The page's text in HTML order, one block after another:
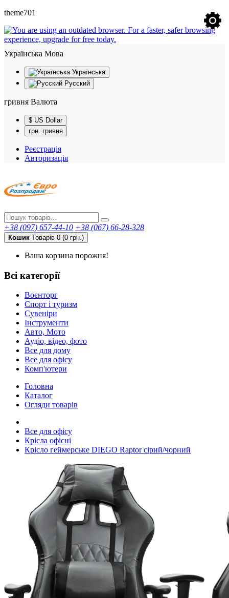
theme701
Українська Мова
Українська
Русский
гривня Валюта
$ US Dollar
грн. гривня
Реєстрація
Авторизація
+38 (097) 657-44-10 +38 (067) 66-28-328
Кошик Товарів 0 (0 грн.)
Ваша корзина порожня!
Всі категорії
Воєнторг
Спорт і туризм
Сувеніри
Інструменти
Авто, Мото
Аудіо, відео, фото
Все для дому
Все для офісу
Комп'ютери
Головна
Каталог
Огляди товарів
Все для офісу
Крісла офісні
Крісло геймерське DIEGO Raptor сірий/чорний